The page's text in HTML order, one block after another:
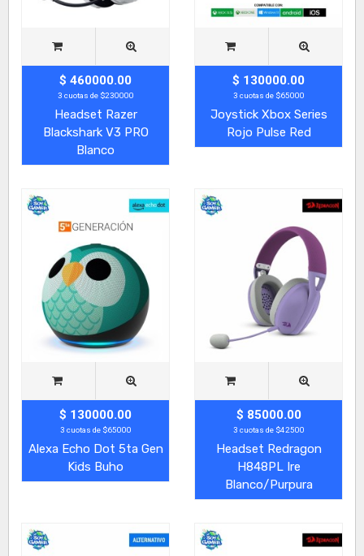
$ 460000.00
3 cuotas de $230000
Headset Razer
Blackshark V3 PRO
Blanco
$ 130000.00
3 cuotas de $65000
Joystick Xbox Series
Rojo Pulse Red
$ 130000.00
3 cuotas de $65000
Alexa Echo Dot 5ta Gen
Kids Buho
$ 85000.00
3 cuotas de $42500
Headset Redragon
H848PL Ire
Blanco/Purpura